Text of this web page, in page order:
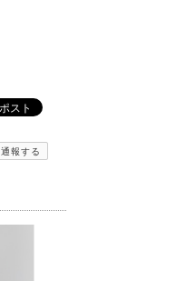
通報する